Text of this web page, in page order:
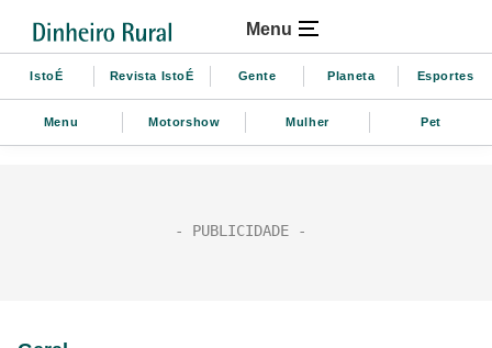
Menu
IstoÉ Revista IstoÉ Gente Planeta Esportes
Menu Motorshow Mulher Pet